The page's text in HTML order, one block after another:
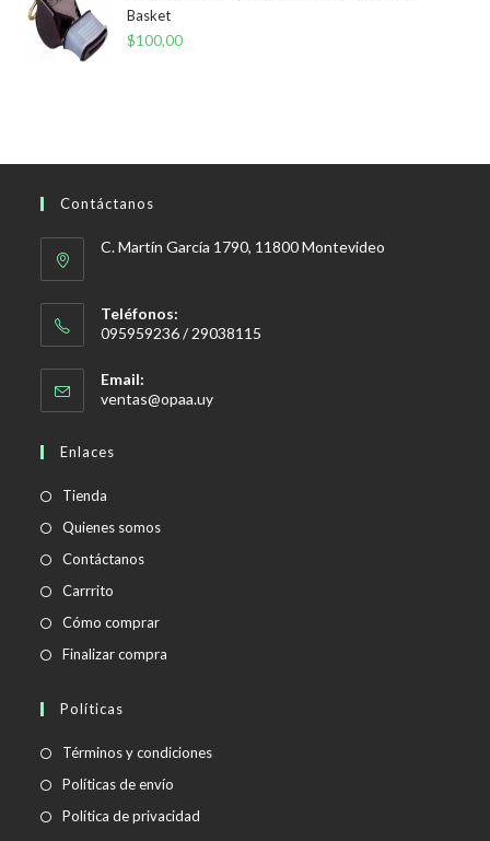
Basket
$100,00
Contáctanos
C. Martín García 1790, 11800 Montevideo
Teléfonos:
095959236 / 29038115
Email:
ventas@opaa.uySe
Enlaces
Tienda
Quienes somos
Contáctanos
Carrrito
Cómo comprar
Finalizar compra
Políticas
Términos y condicionesSe
Políticas de envío
abre
Política de privacidad